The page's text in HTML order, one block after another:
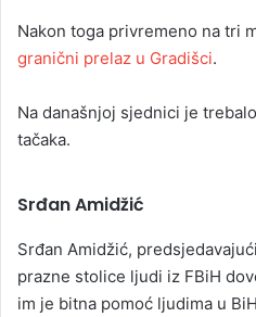
Nakon toga privremeno na tri
granični prelaz u Gradišci.
Na današnjoj sjednici je
tačaka.
Srđan Amidžić
Srđan Amidžić,
prazne stolice ljudi iz FBiH
im je bitna pomoć ljudima u